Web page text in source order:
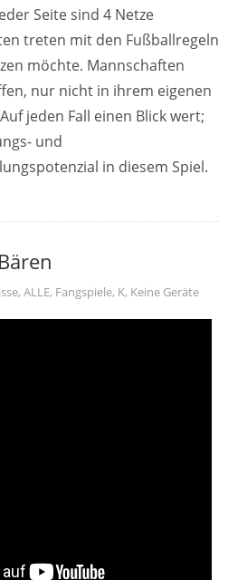
Seite sind 4 Netze
treten mit den Fußballregeln
möchte. Mannschaften
nur nicht in ihrem eigenen
jeden Fall einen Blick wert;
und
in diesem Spiel.
, ALLE, Fangspiele, K, Keine Geräte